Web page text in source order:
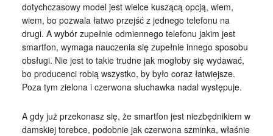
dotychczasowy model jest wielce kuszącą opcją, wiem,
wiem, bo pozwala łatwo przejść z jednego telefonu na
drugi. A wybór zupełnie odmiennego telefonu jakim jest
smartfon, wymaga nauczenia się zupełnie innego sposobu
obsługi. Nie jest to takie trudne jak mogłoby się wydawać,
bo producenci robią wszystko, by było coraz łatwiejsze.
Poza tym zielona i czerwona słuchawka nadal występuje.
A gdy już przekonasz się, że smartfon jest niezbędnikiem w
damskiej torebce, podobnie jak czerwona szminka, właśnie